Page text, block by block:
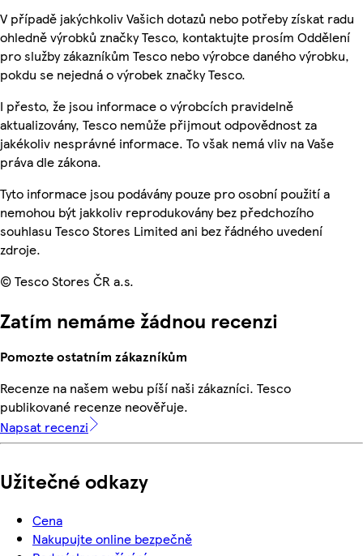
V případě jakýchkoliv Vašich dotazů nebo potřeby získat radu
ohledně výrobků značky Tesco, kontaktujte prosím Oddělení
pro služby zákazníkům Tesco nebo výrobce daného výrobku,
pokdu se nejedná o výrobek značky Tesco.
I přesto, že jsou informace o výrobcích pravidelně
aktualizovány, Tesco nemůže přijmout odpovědnost za
jakékoliv nesprávné informace. To však nemá vliv na Vaše
práva dle zákona.
Tyto informace jsou podávány pouze pro osobní použití a
nemohou být jakkoliv reprodukovány bez předchozího
souhlasu Tesco Stores Limited ani bez řádného uvedení
zdroje.
© Tesco Stores ČR a.s.
Zatím nemáme žádnou recenzi
Pomozte ostatním zákazníkům
Recenze na našem webu píší naši zákazníci. Tesco
publikované recenze neověřuje.
Napsat recenzi
Užitečné odkazy
Cena
Nakupujte online bezpečně